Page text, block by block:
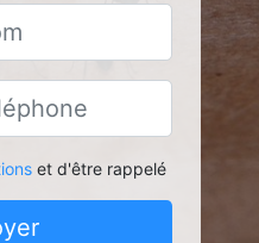
et d'être rappelé